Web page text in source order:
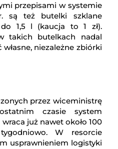
przepisami w systemie
są też butelki szklane
1,5 l (kaucja to 1 zł).
takich butelkach nadal
niezależne zbiórki
przez wiceministrę
czasie system
już nawet około 100
W resorcie
usprawnieniem logistyki